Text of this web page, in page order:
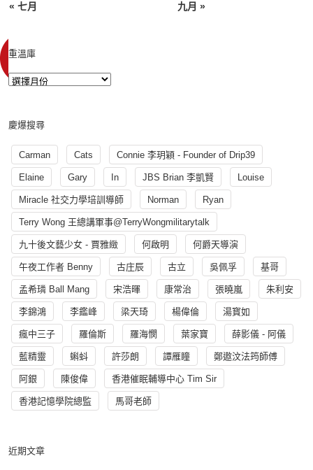
« 七月 九月 »
重溫庫
慶爆搜尋
Carman Cats Connie 李玥穎 - Founder of Drip39
Elaine Gary In JBS Brian 李凱賢 Louise
Miracle 社交力學培訓導師 Norman Ryan
Terry Wong 王總講軍事@TerryWongmilitarytalk
九十後文藝少女 - 賈雅緻 何啟明 何爵天導演
午夜工作者 Benny 古庄辰 古立 吳佩孚 基哥
孟希璘 Ball Mang 宋浩暉 康常治 張曉嵐 朱利安
李錦鴻 李鑑峰 梁天琦 楊偉倫 湯寳如
瘋中三子 羅倫斯 羅海憫 葉家寶 薛影儀 - 阿儀
藍精靈 蝌蚪 許莎朗 譚雁瞳 鄭遨汶法筠師傅
阿銀 陳俊偉 香港催眠輔導中心 Tim Sir
香港記憶學院總監 馬哥老師
近期文章